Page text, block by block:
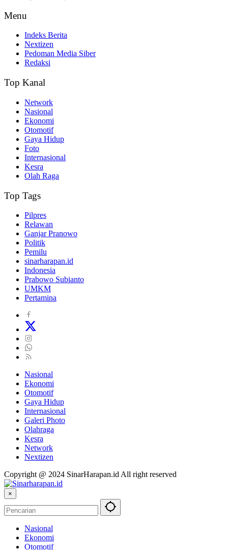
Menu
Indeks Berita
Nextizen
Pedoman Media Siber
Redaksi
Top Kanal
Network
Nasional
Ekonomi
Otomotif
Gaya Hidup
Foto
Internasional
Kesra
Olah Raga
Top Tags
Pilpres
Relawan
Ganjar Pranowo
Politik
Pemilu
sinarharapan.id
Indonesia
Prabowo Subianto
UMKM
Pertamina
Nasional
Ekonomi
Otomotif
Gaya Hidup
Internasional
Galeri Photo
Olahraga
Kesra
Network
Nextizen
Copyright @ 2024 SinarHarapan.id All right reserved
×
Nasional
Ekonomi
Otomotif